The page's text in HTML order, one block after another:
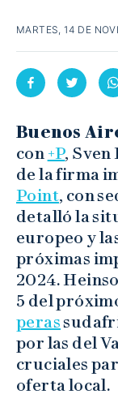
MARTES, 14 DE
Buenos
con +P,
de la firma
Point, con
detalló la
europeo y
próximas
2024.
5 del
peras
por las del
cruciales
oferta local.